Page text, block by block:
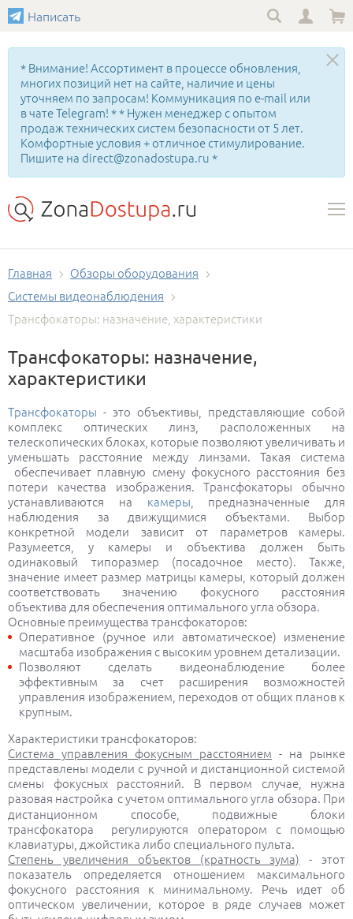
Написать
* Внимание! Ассортимент в процессе обновления,
многих позиций нет на сайте, наличие и цены
уточняем по запросам! Коммуникация по e-mail или
в чате Telegram! * * Нужен менеджер с опытом
продаж технических систем безопасности от 5 лет.
Комфортные условия + отличное стимулирование.
Пишите на direct@zonadostupa.ru *
Главная
Обзоры оборудования
Системы видеонаблюдения
Трансфокаторы: назначение, характеристики
Трансфокаторы: назначение,
характеристики
Трансфокаторы - это объективы, представляющие собой
комплекс оптических линз, расположенных на
телескопических блоках, которые позволяют увеличивать и
уменьшать расстояние между линзами. Такая система
обеспечивает плавную смену фокусного расстояния без
потери качества изображения. Трансфокаторы обычно
устанавливаются на камеры , предназначенные для
наблюдения за движущимися объектами. Выбор
конкретной модели зависит от параметров камеры.
Разумеется, у камеры и объектива должен быть
одинаковый типоразмер (посадочное место). Также,
значение имеет размер матрицы камеры, который должен
соответствовать значению фокусного расстояния
объектива для обеспечения оптимального угла обзора.
Основные преимущества трансфокаторов:
Оперативное (ручное или автоматическое) изменение
масштаба изображения с высоким уровнем детализации.
Позволяют сделать видеонаблюдение более
эффективным за счет расширения возможностей
управления изображением, переходов от общих планов к
крупным.
Характеристики трансфокаторов:
Система управления фокусным расстоянием - на рынке
представлены модели с ручной и дистанционной системой
смены фокусных расстояний. В первом случае, нужна
разовая настройка с учетом оптимального угла обзора. При
дистанционном способе, подвижные блоки
трансфокатора регулируются оператором с помощью
клавиатуры, джойстика либо специального пульта.
Степень увеличения объектов (кратность зума) - этот
показатель определяется отношением максимального
фокусного расстояния к минимальному. Речь идет об
оптическом увеличении, которое в ряде случаев может